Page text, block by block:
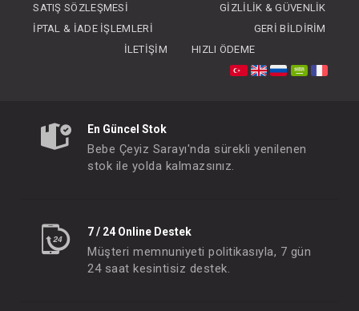
SATIŞ SÖZLEŞMESI
GIZLILIK & GÜVENLIK
İPTAL & İADE İŞLEMLERI
GERI BILDIRIM
İLETIŞIM
HIZLI ÖDEME
En Güncel Stok
Bebe Çeyiz Sarayı'nda sürekli yenilenen
stok ile yolda kalmazsınız.
7 / 24 Online Destek
Müşteri memnuniyeti politikasıyla, 7 gün
24 saat kesintisiz destek.